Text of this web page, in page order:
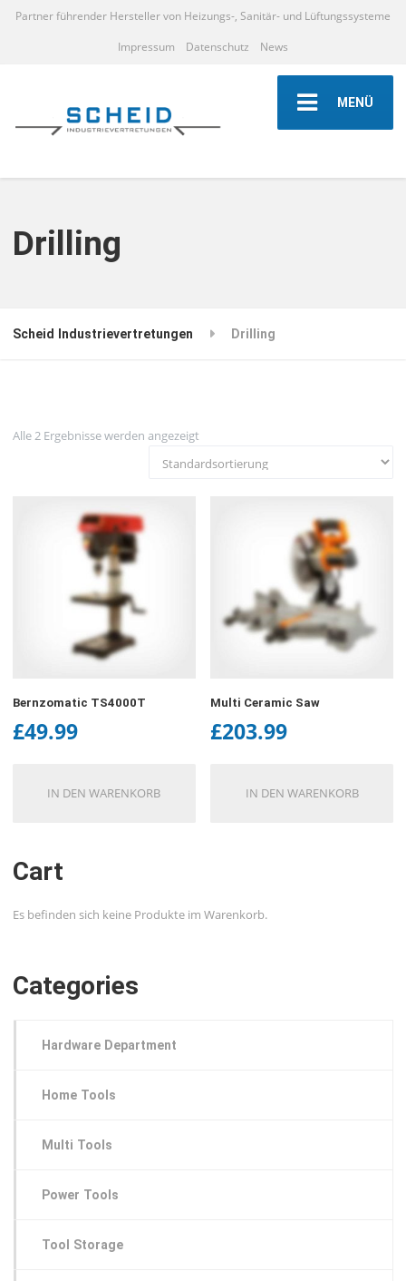
Partner führender Hersteller von Heizungs-, Sanitär- und Lüftungssysteme
Impressum
Datenschutz News
MENÜ
Drilling
Scheid Industrievertretungen Drilling
Alle 2 Ergebnisse werden angezeigt
Bernzomatic TS4000T
£49.99
IN DEN WARENKORB
Multi Ceramic Saw
£203.99
IN DEN WARENKORB
Cart
Es befinden sich keine Produkte im Warenkorb.
Categories
Hardware Department
Home Tools
Multi Tools
Power Tools
Tool Storage